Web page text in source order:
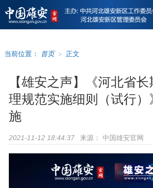
当前位置： 首页 > 正文
【雄安之声】《河北省
理规范实施细则（试行）
施
2021-11-12 18:44:37 来源： 中国雄安官网